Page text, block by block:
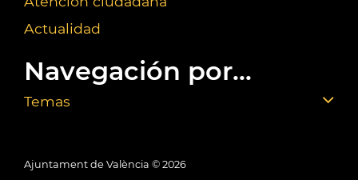
Actualidad
Navegación por...
Temas
Ajuntament de València © 2026